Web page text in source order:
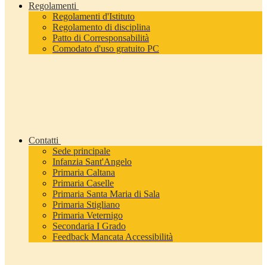
Regolamenti
Regolamenti d'Istituto
Regolamento di disciplina
Patto di Corresponsabilità
Comodato d'uso gratuito PC
Contatti
Sede principale
Infanzia Sant'Angelo
Primaria Caltana
Primaria Caselle
Primaria Santa Maria di Sala
Primaria Stigliano
Primaria Veternigo
Secondaria I Grado
Feedback Mancata Accessibilità